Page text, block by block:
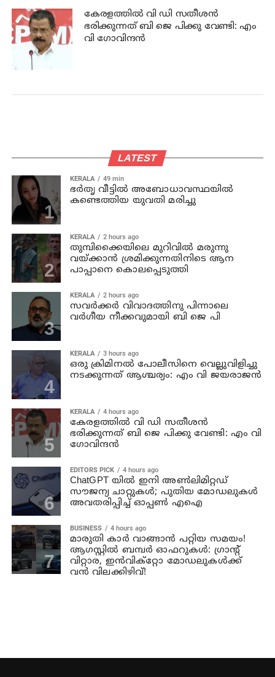
കേരളത്തില്‍ വി ഡി സതീശന്‍
ഭരിക്കുന്നത് ബി ജെ പിക്കു വേണ്ടി: എം
വി ഗോവിന്ദന്‍
LATEST
KERALA 49 min
ഭര്‍തൃ വീട്ടില്‍ അബോധാവസ്ഥയില്‍
കണ്ടെത്തിയ യുവതി മരിച്ചു
KERALA 2 hours ago
തുമ്പിക്കൈയിലെ മുറിവില്‍ മരുന്നു
വയ്ക്കാന്‍ ശ്രമിക്കുന്നതിനിടെ ആന
പാപ്പാനെ കൊലപ്പെടുത്തി
KERALA 2 hours ago
സവര്‍ക്കര്‍ വിവാദത്തിനു പിന്നാലെ
വര്‍ഗീയ നീക്കവുമായി ബി ജെ പി
KERALA 3 hours ago
ഒരു ക്രിമിനല്‍ പോലീസിനെ വെല്ലുവിളിച്ചു
നടക്കുന്നത് ആശ്ചര്യം: എം വി ജയരാജന്‍
KERALA 4 hours ago
കേരളത്തില്‍ വി ഡി സതീശന്‍
ഭരിക്കുന്നത് ബി ജെ പിക്കു വേണ്ടി: എം വി
ഗോവിന്ദന്‍
EDITORS PICK 4 hours ago
ChatGPT യിൽ ഇനി അൺലിമിറ്റഡ്
സൗജന്യ ചാറ്റുകൾ; പുതിയ മോഡലുകൾ
അവതരിപ്പിച്ച് ഓപ്പൺ എഐ
BUSINESS 4 hours ago
മാരുതി കാർ വാങ്ങാൻ പറ്റിയ സമയം!
ആഗസ്റ്റിൽ ബമ്പർ ഓഫറുകൾ: ഗ്രാന്റ്
വിറ്റാര, ഇൻവിക്റ്റോ മോഡലുകൾക്ക്
വൻ വിലക്കിഴിവ്!